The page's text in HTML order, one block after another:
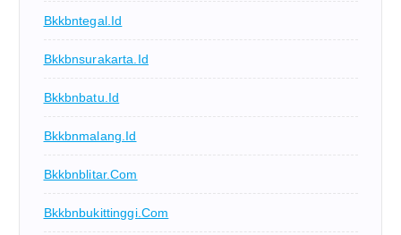
Bkkbntegal.id
Bkkbnsurakarta.id
Bkkbnbatu.id
Bkkbnmalang.id
Bkkbnblitar.com
Bkkbnbukittinggi.com